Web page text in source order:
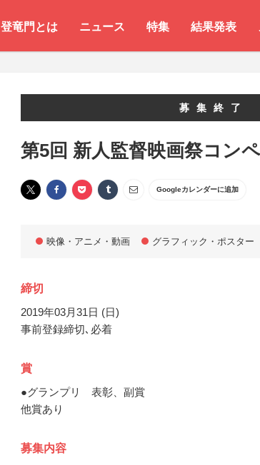
登竜門とは ニュース 特集 結果発表
募集終了
第5回 新人監督映画祭コン
Googleカレンダーに追加
映像・アニメ・動画 グラフィック・ポスター
締切
2019年03月31日 (日)
事前登録締切､必着
賞
●グランプリ 表彰、副賞
他賞あり
募集内容